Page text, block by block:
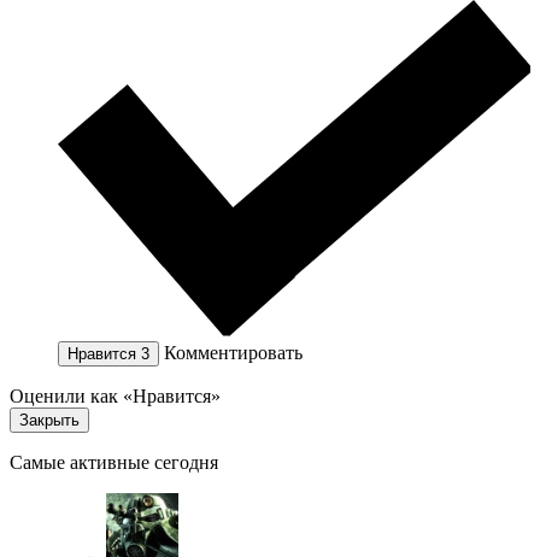
Нравится 3 Комментировать
Оценили как «Нравится»
Закрыть
Самые активные сегодня